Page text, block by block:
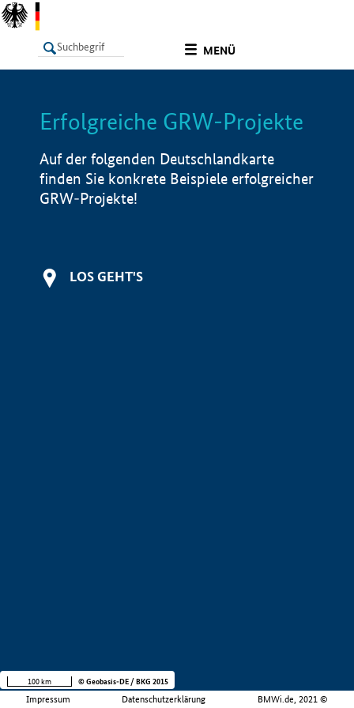
MENÜ
LISTE Info
Erfolgreiche GRW-Projekte
Auf der folgenden Deutschlandkarte
finden Sie konkrete Beispiele erfolgreicher
GRW-Projekte!
LOS GEHT'S
Impressum Datenschutzerklärung BMWi.de, 2021 ©
100 km © Geobasis-DE / BKG 2015